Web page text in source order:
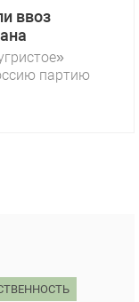
ввоз
партию